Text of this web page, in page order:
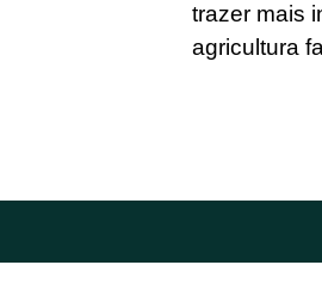
trazer mais
agricultura